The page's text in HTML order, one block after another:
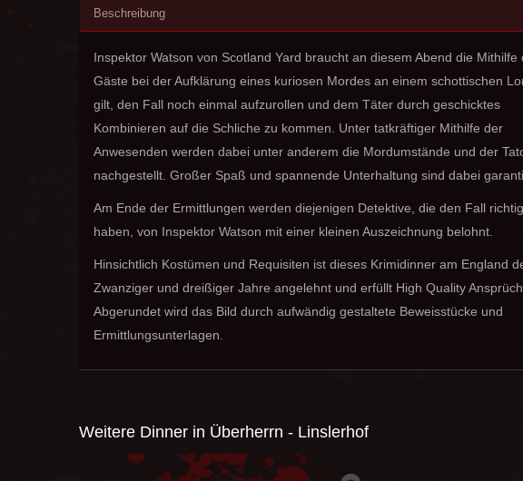
Beschreibung
Inspektor Watson von Scotland Yard braucht an diesem Abend die Mithilfe
Gäste bei der Aufklärung eines kuriosen Mordes an einem schottischen
gilt, den Fall noch einmal aufzurollen und dem Täter durch geschicktes
Kombinieren auf die Schliche zu kommen. Unter tatkräftiger Mithilfe der
Anwesenden werden dabei unter anderem die Mordumstände und der
nachgestellt. Großer Spaß und spannende Unterhaltung sind dabei
Am Ende der Ermittlungen werden diejenigen Detektive, die den Fall
haben, von Inspektor Watson mit einer kleinen Auszeichnung belohnt.
Hinsichtlich Kostümen und Requisiten ist dieses Krimidinner am England
Zwanziger und dreißiger Jahre angelehnt und erfüllt High Quality
Abgerundet wird das Bild durch aufwändig gestaltete Beweisstücke und
Ermittlungsunterlagen.
Weitere Dinner in Überherrn - Linslerhof